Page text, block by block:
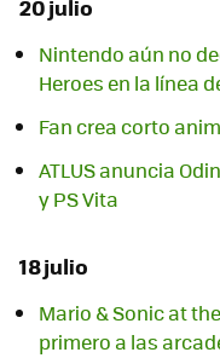
20 julio
Nintendo aún no
Heroes en la línea
Fan crea corto
ATLUS anuncia
y PS Vita
18 julio
Mario & Sonic at
primero a las